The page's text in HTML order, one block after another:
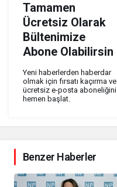
Tamamen
Ücretsiz Olarak
Bültenimize
Abone Olabilirsin
Yeni haberlerden haberdar
olmak için fırsatı kaçırma ve
ücretsiz e-posta aboneliğini
hemen başlat.
Benzer Haberler